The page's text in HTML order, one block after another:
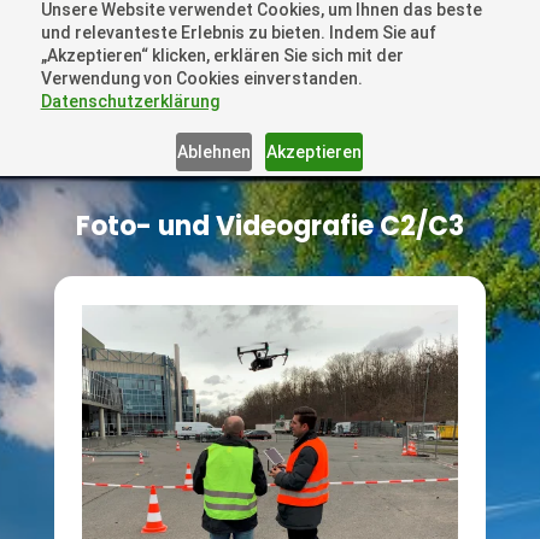
Unsere Website verwendet Cookies, um Ihnen das beste
und relevanteste Erlebnis zu bieten. Indem Sie auf
„Akzeptieren“ klicken, erklären Sie sich mit der
Verwendung von Cookies einverstanden.
Datenschutzerklärung
Ablehnen Akzeptieren
+41 44505 6667 oder +49 157 3598 0006
info@dronelions.academy
Foto- und Videografie C2/C3